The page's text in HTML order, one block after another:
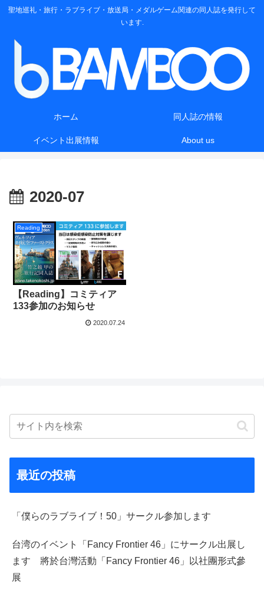
聖地巡礼・旅行・ラブライブ・放送局・メダルゲーム関連の同人誌を発行して
います.
ホーム 同人誌の情報
イベント出展情報 About us
2020-07
Reading
【Reading】コミティア
133参加のお知らせ
2020.07.24
最近の投稿
「僕らのラブライブ！50」サークル参加します
台湾のイベント「Fancy Frontier 46」にサークル出展し
ます 將於台灣活動「Fancy Frontier 46」以社團形式參
展